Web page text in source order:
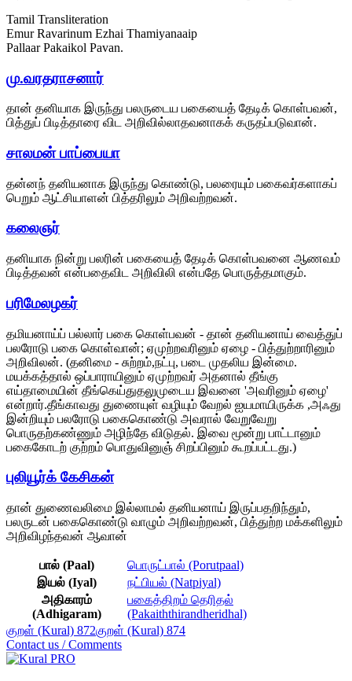
Tamil Transliteration
Emur Ravarinum Ezhai Thamiyanaaip
Pallaar Pakaikol Pavan.
மு.வரதராசனார்
தான் தனியாக இருந்து பலருடைய பகையைத் தேடிக் கொள்பவன்,
பித்துப் பிடித்தாரை விட அறிவில்லாதவனாகக் கருதப்படுவான்.
சாலமன் பாப்பையா
தன்னந் தனியனாக இருந்து கொண்டு, பலரையும் பகைவர்களாகப்
பெறும் ஆட்சியாளன் பித்தரிலும் அறிவற்றவன்.
கலைஞர்
தனியாக நின்று பலரின் பகையைத் தேடிக் கொள்பவனை ஆணவம்
பிடித்தவன் என்பதைவிட அறிவிலி என்பதே பொருத்தமாகும்.
பரிமேலழகர்
தமியனாய்ப் பல்லார் பகை கொள்பவன் - தான் தனியனாய் வைத்துப்
பலரோடு பகை கொள்வான்; ஏமுற்றவரினும் ஏழை - பித்துற்றாரினும்
அறிவிலன். (தனிமை - சுற்றம்,நட்பு, படை முதலிய இன்மை.
மயக்கத்தால் ஒப்பாராயினும் ஏமுற்றவர் அதனால் தீங்கு
எய்தாமையின் தீங்கெய்துதலுமுடைய இவனை 'அவரினும் ஏழை'
என்றார்.தீங்காவது துணையுள் வழியும் வேறல் ஐயமாயிருக்க ,அஃது
இன்றியும் பலரோடு பகைகொண்டு அவரால் வேறுவேறு
பொருதற்கண்ணும் அழிந்தே விடுதல். இவை மூன்று பாட்டானும்
பகைகோடற் குற்றம் பொதுவினுஞ் சிறப்பினும் கூறப்பட்டது.)
புலியூர்க் கேசிகன்
தான் துணைவலிமை இல்லாமல் தனியனாய் இருப்பதறிந்தும்,
பலருடன் பகைகொண்டு வாழும் அறிவற்றவன், பித்துற்ற மக்களிலும்
அறிவிழந்தவன் ஆவான்
பால் (Paal)
பொருட்பால் (Porutpaal)
இயல் (Iyal)
நட்பியல் (Natpiyal)
அதிகாரம்
(Adhigaram)
பகைத்திறம் தெரிதல்
(Pakaiththirandheridhal)
குறள் (Kural) 872குறள் (Kural) 874
Contact us / Comments